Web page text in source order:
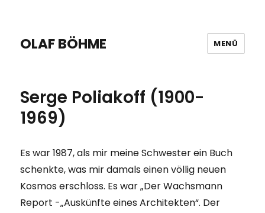
OLAF BÖHME MENÜ
Serge Poliakoff (1900-
1969)
Es war 1987, als mir meine Schwester ein Buch
schenkte, was mir damals einen völlig neuen
Kosmos erschloss. Es war „Der Wachsmann
Report -„Auskünfte eines Architekten“. Der